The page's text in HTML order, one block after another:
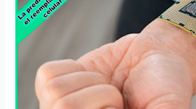
de
los
celulares